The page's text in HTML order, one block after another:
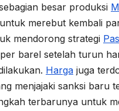
besar produksi
merebut kembali
mendorong strategi
barel setelah turun
Harga juga
menjajaki sanksi baru
terbarunya untuk